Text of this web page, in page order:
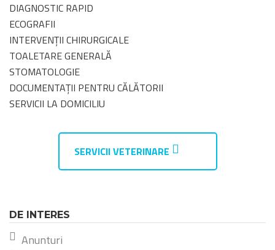
DIAGNOSTIC RAPID
ECOGRAFII
INTERVENȚII CHIRURGICALE
TOALETARE GENERALĂ
STOMATOLOGIE
DOCUMENTAȚII PENTRU CĂLĂTORII
SERVICII LA DOMICILIU
SERVICII VETERINARE
DE INTERES
Anunturi